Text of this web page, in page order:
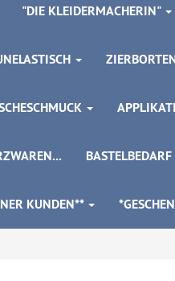
"DIE KLEIDERMACHERIN"
BASTELBEDARF
KUNDEN**